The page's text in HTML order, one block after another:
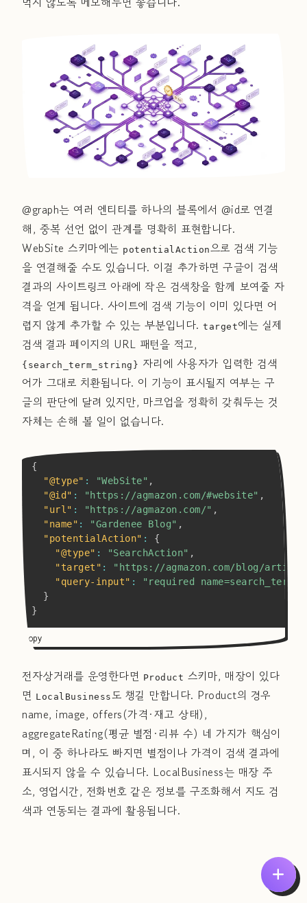
@graph는 여러 엔티티를 하나의 블록에서 @id로 연결
해, 중복 선언 없이 관계를 명확히 표현합니다.
WebSite 스키마에는 potentialAction으로 검색 기능
을 연결해줄 수도 있습니다. 이걸 추가하면 구글이 검색
결과의 사이트링크 아래에 작은 검색창을 함께 보여줄 자
격을 얻게 됩니다. 사이트에 검색 기능이 이미 있다면 어
렵지 않게 추가할 수 있는 부분입니다. target에는 실제
검색 결과 페이지의 URL 패턴을 적고,
{search_term_string} 자리에 사용자가 입력한 검색
어가 그대로 치환됩니다. 이 기능이 표시될지 여부는 구
글의 판단에 달려 있지만, 마크업을 정확히 갖춰두는 것
자체는 손해 볼 일이 없습니다.
{
"@type" : "WebSite" ,
"@id" : "https://agmazon.com/#website" ,
"url" : "https://agmazon.com/" ,
"name" : "Gardenee Blog" ,
"potentialAction" :
{
"@type" : "SearchAction" ,
"target" :
"https://agmazon.com/blog/
"query-input" :
"required
}
}
Copy
Copy
전자상거래를 운영한다면 Product 스키마, 매장이 있다
면 LocalBusiness도 챙길 만합니다. Product의 경우
name, image, offers(가격·재고 상태),
aggregateRating(평균 별점·리뷰 수) 네 가지가 핵심이
며, 이 중 하나라도 빠지면 별점이나 가격이 검색 결과에
표시되지 않을 수 있습니다. LocalBusiness는 매장 주
소, 영업시간, 전화번호 같은 정보를 구조화해서 지도 검
색과 연동되는 결과에 활용됩니다.
Copy